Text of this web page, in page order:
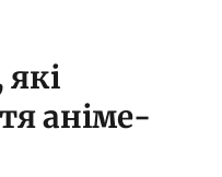
аніме-